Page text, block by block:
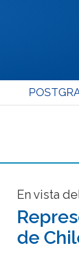
En vista
de